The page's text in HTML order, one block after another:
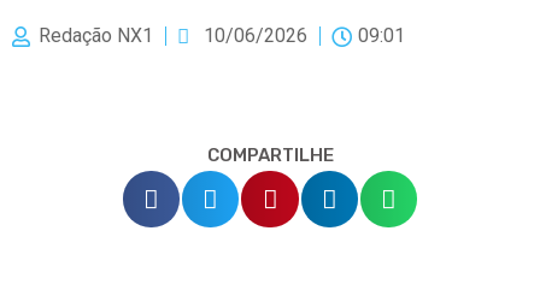
Redação NX1 10/06/2026 09:01
COMPARTILHE